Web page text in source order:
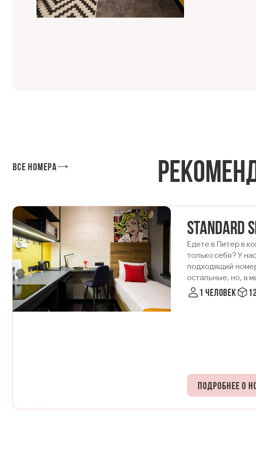
Все номера
Standard
Едете в Питер в
только себя? У
подходящий
остальные, но, а
идеей провести
самим собой в
то просто
кипит жизнь
1 человек
Подробнее о